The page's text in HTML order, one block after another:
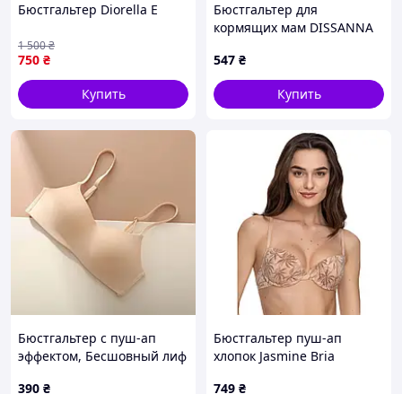
Бюстгальтер Diorella E
750 ₴
1 500₴
Купить
Бюстгальтер для
кормящих мам DISSANNA
547 ₴
Купить
Бюстгальтер с пуш-ап
эффектом, Бесшовный лиф
390 ₴
Бюстгальтер пуш-ап
хлопок Jasmine Bria
749 ₴